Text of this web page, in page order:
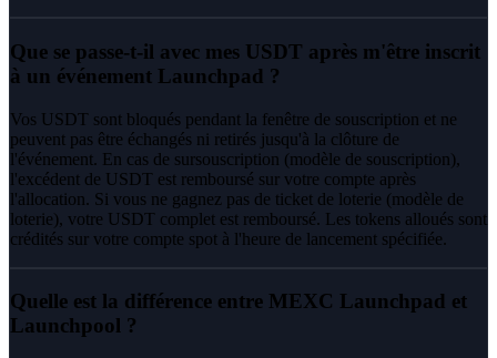
Que se passe-t-il avec mes USDT après m'être inscrit
à un événement Launchpad ?
Vos USDT sont bloqués pendant la fenêtre de souscription et ne
peuvent pas être échangés ni retirés jusqu'à la clôture de
l'événement. En cas de sursouscription (modèle de souscription),
l'excédent de USDT est remboursé sur votre compte après
l'allocation. Si vous ne gagnez pas de ticket de loterie (modèle de
loterie), votre USDT complet est remboursé. Les tokens alloués sont
crédités sur votre compte spot à l'heure de lancement spécifiée.
Quelle est la différence entre MEXC Launchpad et
Launchpool ?